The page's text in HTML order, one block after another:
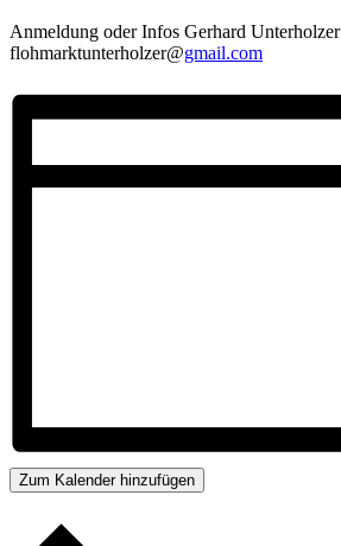
Anmeldung oder Infos Gerhard Unterholzer
flohmarktunterholzer@gmail.com
Zum Kalender hinzufügen